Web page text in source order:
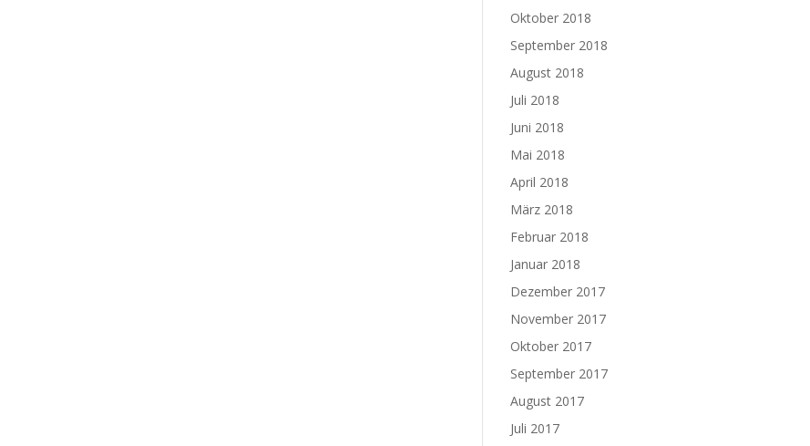
Oktober 2018
September 2018
August 2018
Juli 2018
Juni 2018
Mai 2018
April 2018
März 2018
Februar 2018
Januar 2018
Dezember 2017
November 2017
Oktober 2017
September 2017
August 2017
Juli 2017